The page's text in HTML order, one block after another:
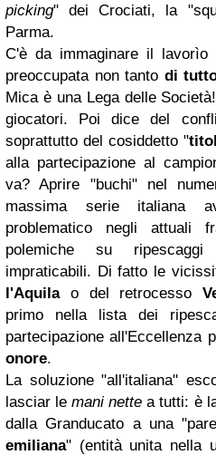
picking" dei Crociati, la
Parma.
C'è da immaginare il
preoccupata non tanto di
Mica è una Lega delle
giocatori. Poi dice del
soprattutto del cosiddetto "
alla partecipazione al
va? Aprire "buchi" nel
massima serie italiana
problematico negli attuali
polemiche su
impraticabili. Di fatto le
l'Aquilao del retrocesso
primo nella lista dei
partecipazione all'Eccellenza
onore.
La soluzione "all'italiana"
lasciar lemani nettea tutti: è
dalla Granducato a una
emiliana" (entità unita nella